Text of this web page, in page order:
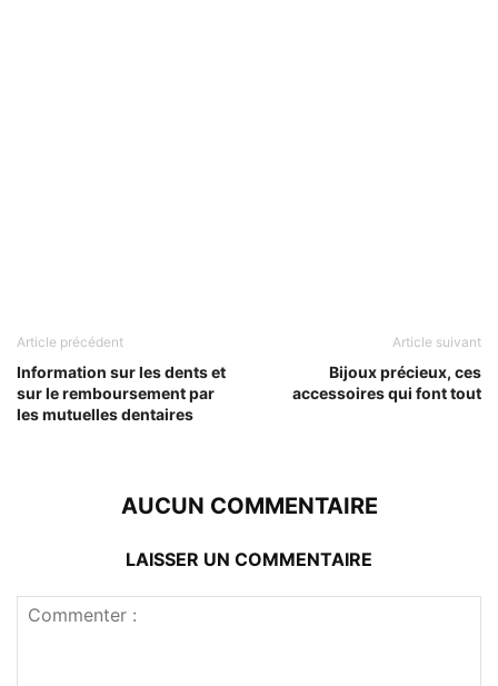
Article précédent
Information sur les dents et
sur le remboursement par
les mutuelles dentaires
Article suivant
Bijoux précieux, ces
accessoires qui font tout
AUCUN COMMENTAIRE
LAISSER UN COMMENTAIRE